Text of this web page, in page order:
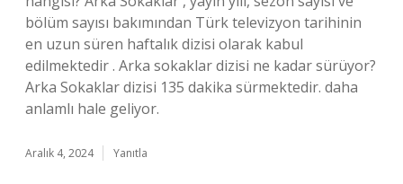
bölüm sayısı bakımından Türk televizyon tarihinin
en uzun süren haftalık dizisi olarak kabul
edilmektedir . Arka sokaklar dizisi ne kadar sürüyor?
Arka Sokaklar dizisi 135 dakika sürmektedir. daha
anlamlı hale geliyor.
Aralık 4, 2024 Yanıtla